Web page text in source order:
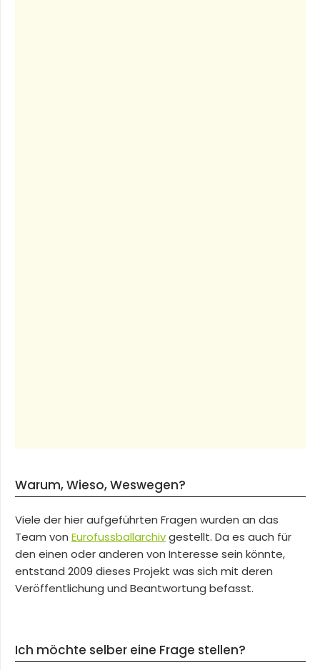
Warum, Wieso, Weswegen?
Viele der hier aufgeführten Fragen wurden an das
Team von Eurofussballarchivgestellt. Da es auch für
den einen oder anderen von Interesse sein könnte,
entstand 2009 dieses Projekt was sich mit deren
Veröffentlichung und Beantwortung befasst.
Ich möchte selber eine Frage stellen?